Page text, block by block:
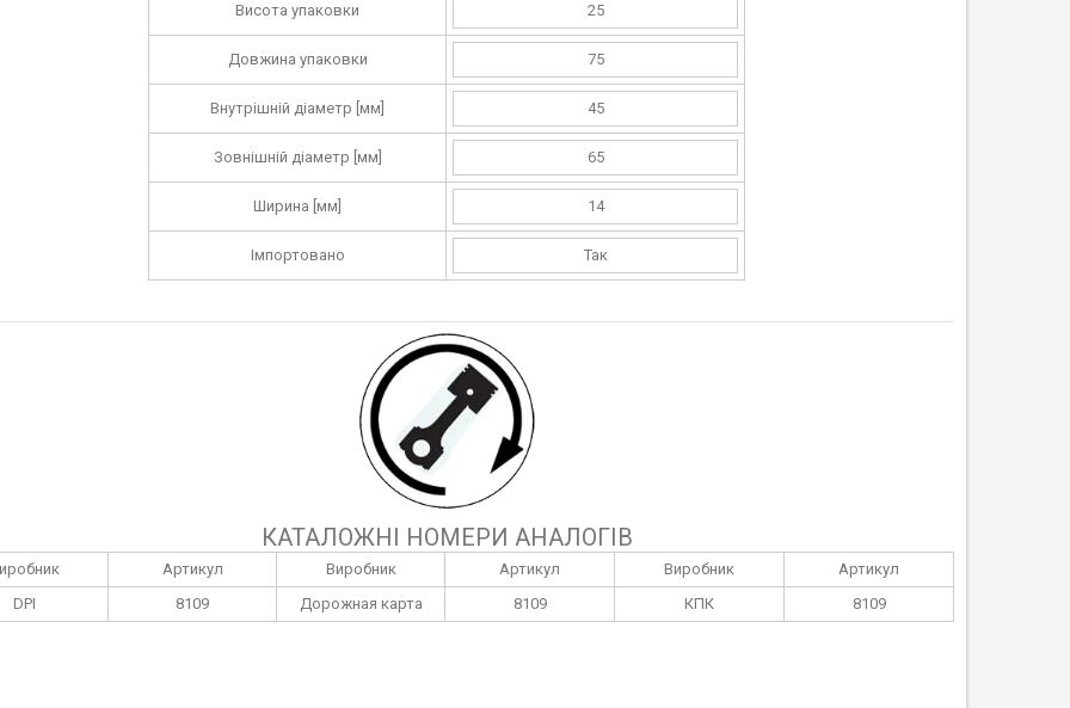
Висота упаковки 25
Довжина упаковки 75
Внутрішній діаметр [мм] 45
Зовнішній діаметр [мм] 65
Ширина [мм] 14
Імпортовано Так
КАТАЛОЖНІ НОМЕРИ АНАЛОГІВ
Артикул Виробник Артикул Виробник
Артикул
DPI
8109 Дорожная карта 8109 КПК 8109